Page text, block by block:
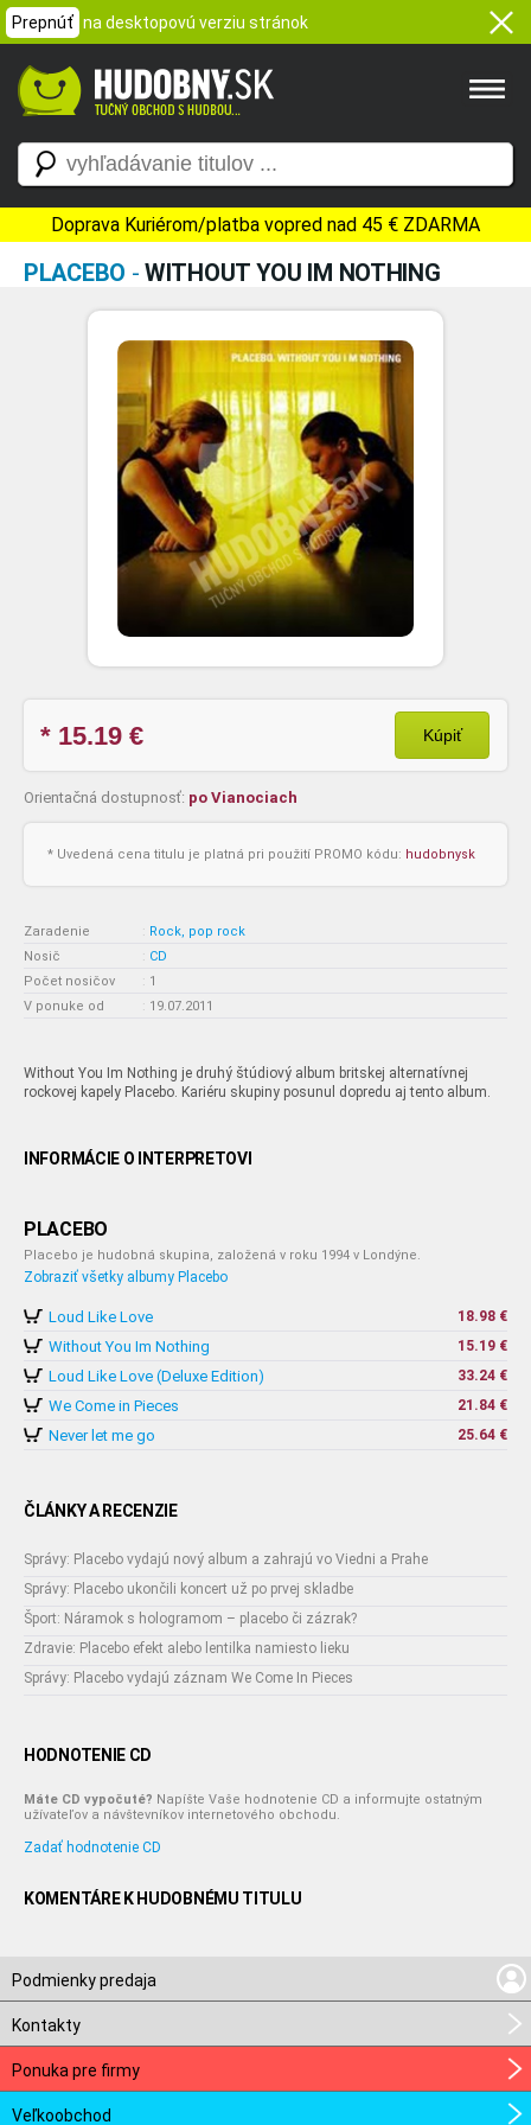
Prepnúť na desktopovú verziu stránok
Doprava Kuriérom/platba vopred nad 45 € ZDARMA
PLACEBO -WITHOUT YOU IM NOTHING
* 15.19 € Kúpiť
Orientačná dostupnosť: po Vianociach
* Uvedená cena titulu je platná pri použití PROMO kódu: hudobnysk
Zaradenie : Rock, pop rock
Nosič
: CD
Počet nosičov
: 1
V ponuke od
: 19.07.2011
Without You Im Nothing je druhý štúdiový album britskej alternatívnej
rockovej kapely Placebo. Kariéru skupiny posunul dopredu aj tento album.
INFORMÁCIE O INTERPRETOVI
PLACEBO
Placebo je hudobná skupina, založená v roku 1994 v Londýne.
Zobraziť všetky albumy Placebo
Loud Like Love 18.98 €
Without You Im Nothing 15.19 €
Loud Like Love (Deluxe Edition) 33.24 €
We Come in Pieces 21.84 €
Never let me go 25.64 €
ČLÁNKY A RECENZIE
Správy: Placebo vydajú nový album a zahrajú vo Viedni a Prahe
Správy: Placebo ukončili koncert už po prvej skladbe
Šport: Náramok s hologramom – placebo či zázrak?
Zdravie: Placebo efekt alebo lentilka namiesto lieku
Správy: Placebo vydajú záznam We Come In Pieces
HODNOTENIE CD
Máte CD vypočuté? Napíšte Vaše hodnotenie CD a informujte ostatným
užívateľov a návštevníkov internetového obchodu.
Zadať hodnotenie CD
KOMENTÁRE K HUDOBNÉMU TITULU
Podmienky predaja
Kontakty
Ponuka pre firmy
Veľkoobchod